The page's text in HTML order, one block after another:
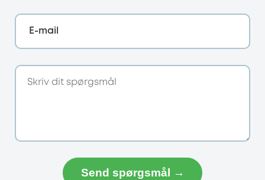
E-mail
Send spørgsmål →